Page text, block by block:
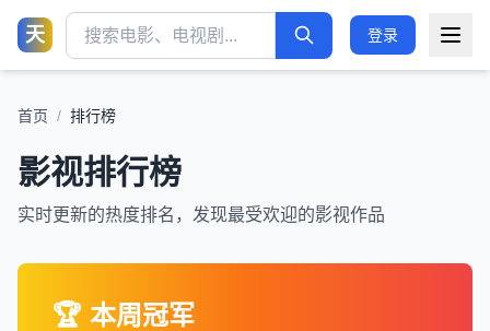
天 登录
首页 / 排行榜
影视排行榜
实时更新的热度排名，发现最受欢迎的影视作品
🏆 本周冠军